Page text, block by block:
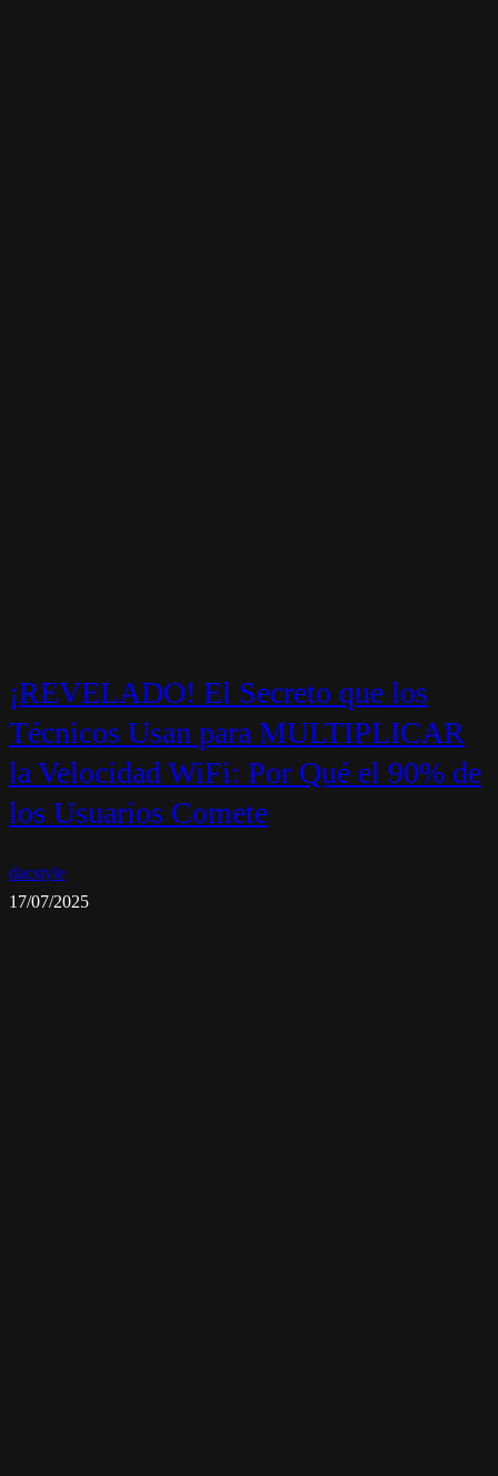
¡REVELADO! El Secreto que los
Técnicos Usan para MULTIPLICAR
la Velocidad WiFi: Por Qué el 90% de
los Usuarios Comete
dacstyle
17/07/2025